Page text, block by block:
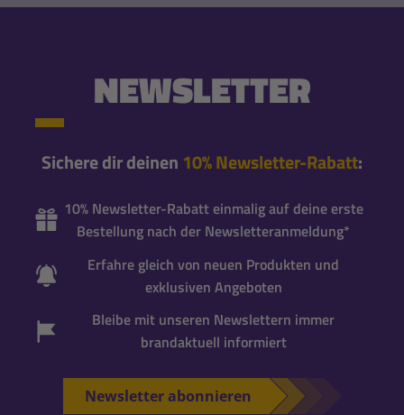
NEWSLETTER
Sichere dir deinen 10% Newsletter-Rabatt:
10% Newsletter-Rabatt einmalig auf deine erste
Bestellung nach der Newsletteranmeldung*
Erfahre gleich von neuen Produkten und
exklusiven Angeboten
Bleibe mit unseren Newslettern immer
brandaktuell informiert
Newsletter abonnieren